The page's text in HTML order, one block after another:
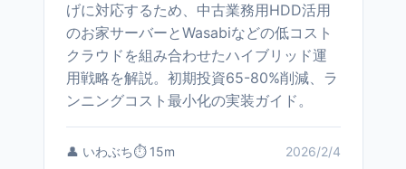
げに対応するため、中古業務用HDD活用
のお家サーバーとWasabiなどの低コスト
クラウドを組み合わせたハイブリッド運
用戦略を解説。初期投資65-80%削減、ラ
ンニングコスト最小化の実装ガイド。
👤 いわぶち⏱️ 15m 2026/2/4